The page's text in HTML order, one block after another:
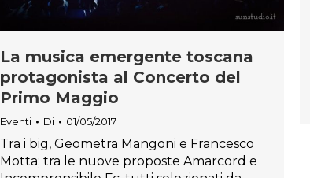
La musica emergente toscana
protagonista al Concerto del
Primo Maggio
Eventi Di 01/05/2017
Tra i big, Geometra Mangoni e Francesco
Motta; tra le nuove proposte Amarcord e